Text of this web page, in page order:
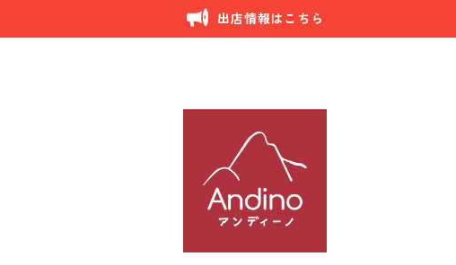
出店情報はこちら